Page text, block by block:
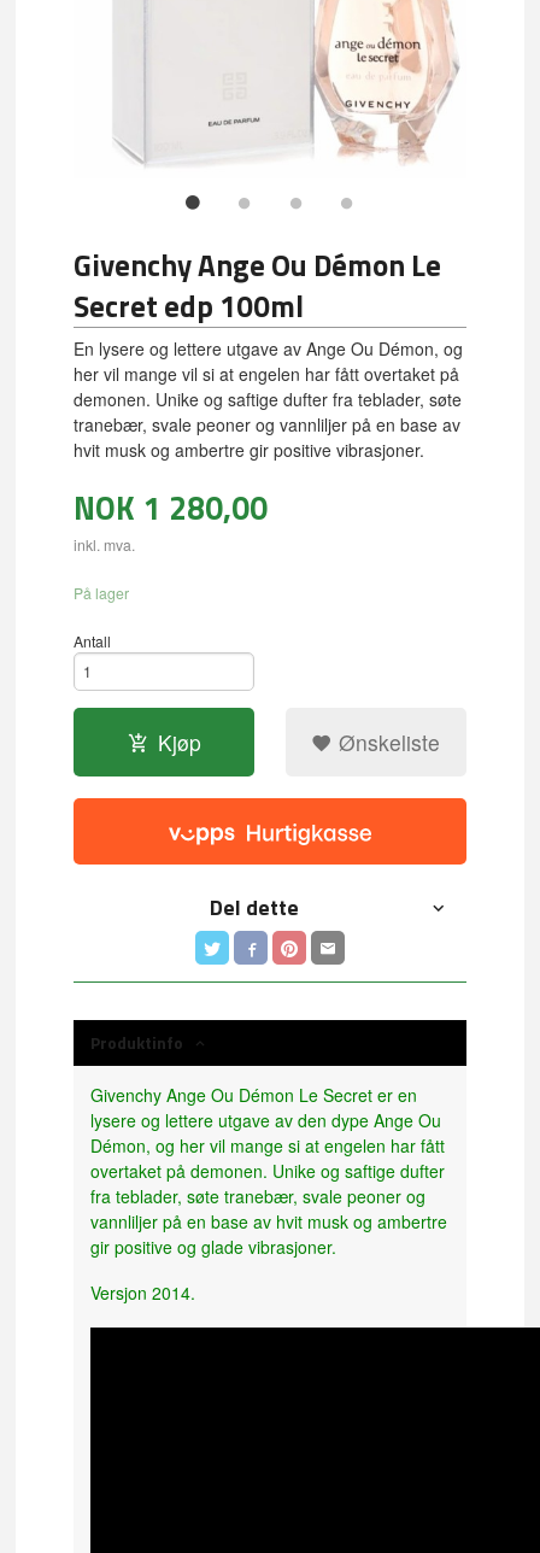
Givenchy Ange Ou Démon Le
Secret edp 100ml
En lysere og lettere utgave av Ange Ou Démon, og
her vil mange vil si at engelen har fått overtaket på
demonen. Unike og saftige dufter fra teblader, søte
tranebær, svale peoner og vannliljer på en base av
hvit musk og ambertre gir positive vibrasjoner.
NOK 1 280,00
inkl. mva.
På lager
Antall
Kjøp Ønskeliste
Del dette
Produktinfo
Givenchy Ange Ou Démon Le Secret er en
lysere og lettere utgave av den dype Ange Ou
Démon, og her vil mange si at engelen har fått
overtaket på demonen. Unike og saftige dufter
fra teblader, søte tranebær, svale peoner og
vannliljer på en base av hvit musk og ambertre
gir positive og glade vibrasjoner.
Versjon 2014.